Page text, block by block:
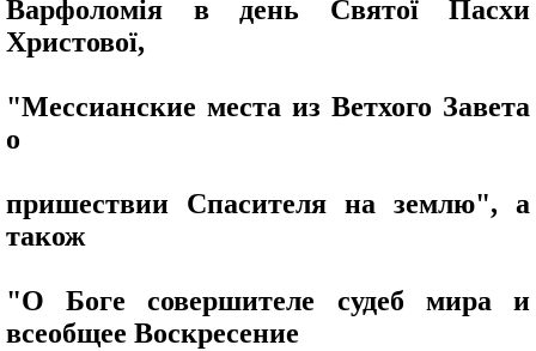
Варфоломія в день Святої Пасхи
Христової,
"Мессианские места из Ветхого Завета
о
пришествии Спасителя на землю", а
також
"О Боге совершителе судеб мира и
всеобщее Воскресение